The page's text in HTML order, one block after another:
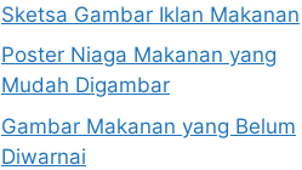
Sketsa Gambar Iklan Makanan
Poster Niaga Makanan yang
Mudah Digambar
Gambar Makanan yang Belum
Diwarnai